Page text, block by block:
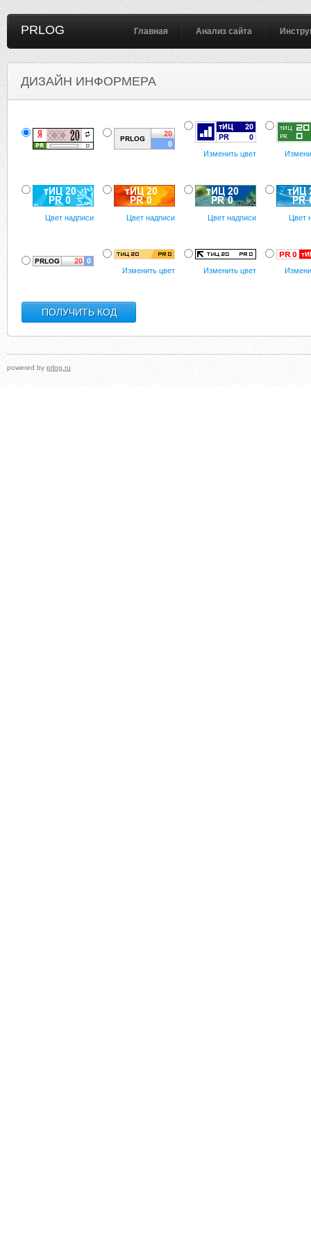
PRLOG Главная Анализ сайта
ДИЗАЙН ИНФОРМЕРА
Изменить цвет
Цвет надписи Цвет надписи Цвет надписи Цвет
Изменить цвет Изменить цвет
powered by prlog.ru